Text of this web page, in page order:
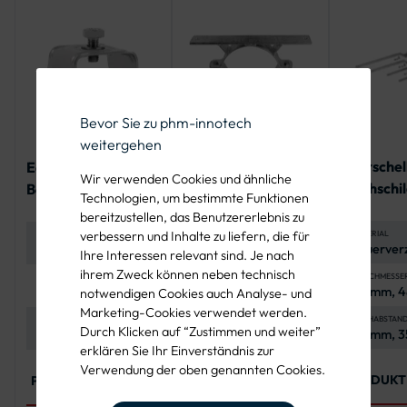
Bevor Sie zu phm-innotech
weitergehen
Wir verwenden Cookies und ähnliche
Technologien, um bestimmte Funktionen
bereitzustellen, das Benutzererlebnis zu
verbessern und Inhalte zu liefern, die für
Ihre Interessen relevant sind. Je nach
ihrem Zweck können neben technisch
notwendigen Cookies auch Analyse- und
Marketing-Cookies verwendet werden.
Durch Klicken auf “Zustimmen und weiter”
erklären Sie Ihr Einverständnis zur
Verwendung der oben genannten Cookies.
Edelstahl-
Bandschelle mit
gekröpften
Schenkeln
Edelstahl V2A,
BEFESTIGUNGSART
Stahlband und
Schlaufen
Inklusive 1
Schraube M8x16
Unterlegscheibe
PRODUKT ANSEHEN
Doppelschiebe-
Schelle
MATERIAL
Flachstahl, 60 x 5
mm
SCHRAUBEN UND MUTTERN
Sechskantschrauben
und -muttern aus
Edelstahl (A2-70),
nach ISO 4017 und
4032
UNTERLEGSCHEIBEN
Form A, nach ISO
7089
PRODUKT ANSEHEN
MATERIAL
42 mm,
mm
70 mm,